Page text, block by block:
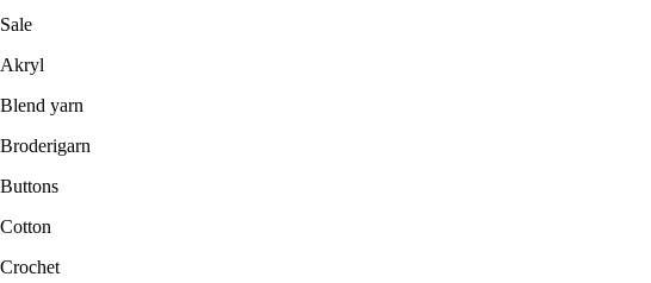
Sale
Akryl
Blend yarn
Broderigarn
Buttons
Cotton
Crochet